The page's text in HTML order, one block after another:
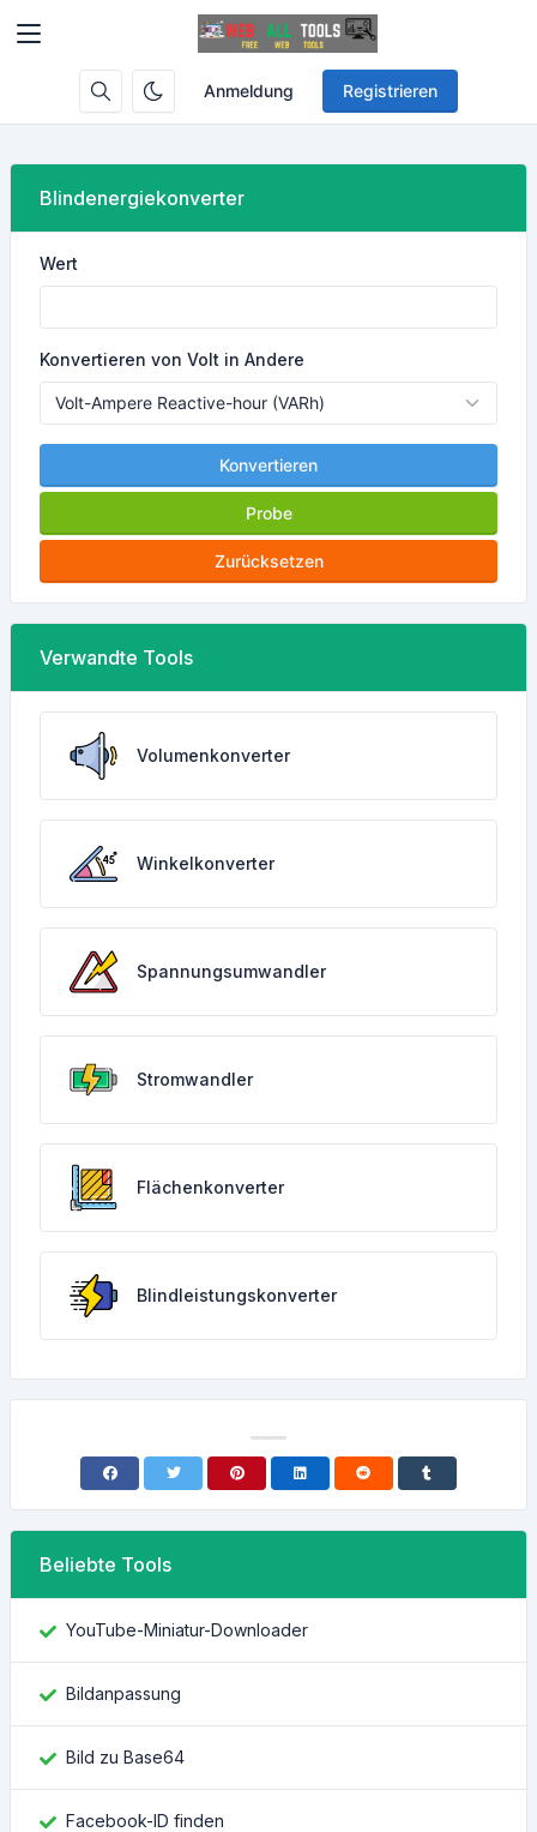
Anmeldung Registrieren
Blindenergiekonverter
Wert
Konvertieren von Volt in Andere
Konvertieren
Probe
Zurücksetzen
Verwandte Tools
Volumenkonverter
Winkelkonverter
Spannungsumwandler
Stromwandler
Flächenkonverter
Blindleistungskonverter
Beliebte Tools
YouTube-Miniatur-Downloader
Bildanpassung
Bild zu Base64
Facebook-ID finden